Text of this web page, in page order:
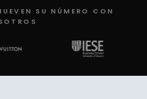
SU NÚMERO CON